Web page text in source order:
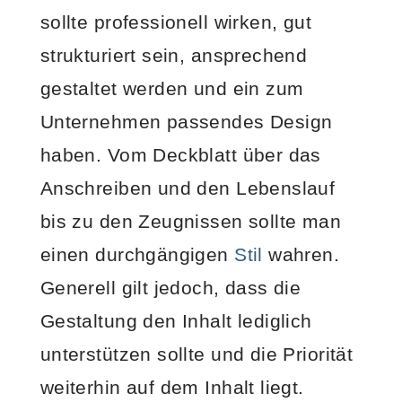
sollte professionell wirken, gut
strukturiert sein, ansprechend
gestaltet werden und ein zum
Unternehmen passendes Design
haben. Vom Deckblatt über das
Anschreiben und den Lebenslauf
bis zu den Zeugnissen sollte man
einen durchgängigen Stil wahren.
Generell gilt jedoch, dass die
Gestaltung den Inhalt lediglich
unterstützen sollte und die Priorität
weiterhin auf dem Inhalt liegt.